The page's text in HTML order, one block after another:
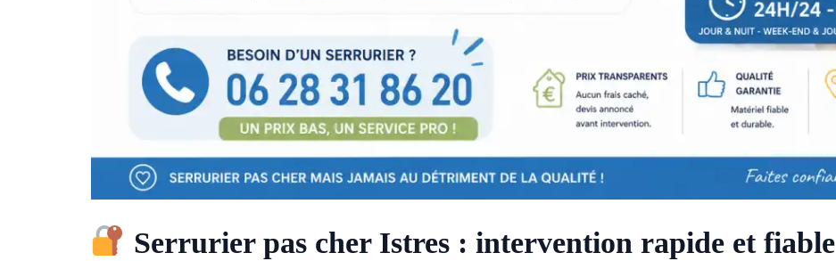
Serrurier pas cher Istres : intervention rapide et fiable